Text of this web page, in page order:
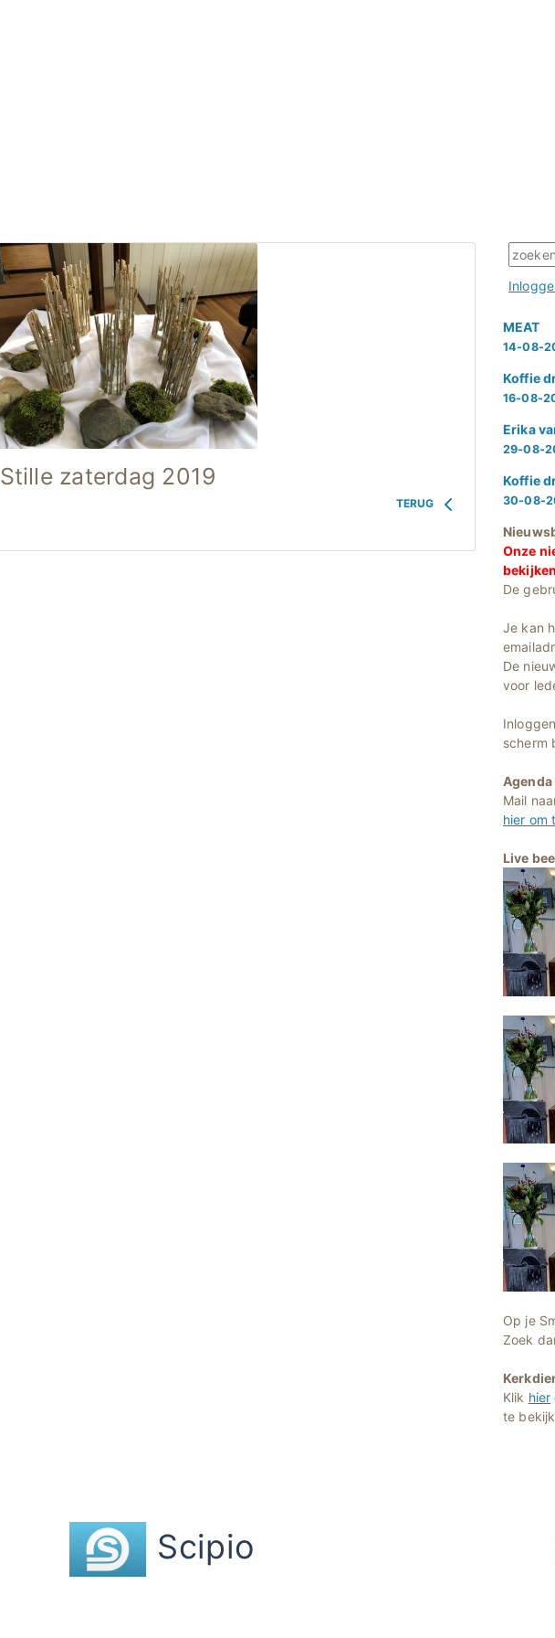
Stille zaterdag 2019
TERUG
MEAT
14-08-
Koffie
16-08-
Erika
29-08-
Koffie
30-08-
Onze
De
Je kan
De
voor
scherm
Mail
hier om
Live
Op je
Zoek
Klik hier
te
Scipio